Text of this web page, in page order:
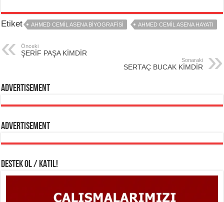
Etiket AHMED CEMİL ASENA BİYOGRAFİSİ AHMED CEMİL ASENA HAYATI
Önceki
ŞERİF PAŞA KİMDİR
Sonaraki
SERTAÇ BUCAK KİMDİR
Advertisement
Advertisement
DESTEK OL / KATIL!